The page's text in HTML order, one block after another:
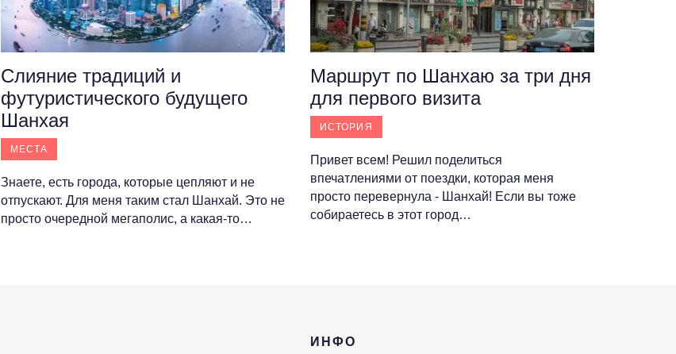
Слияние традиций и
футуристического будущего
Шанхая
МЕСТА
Знаете, есть города, которые цепляют и не
отпускают. Для меня таким стал Шанхай. Это не
просто очередной мегаполис, а какая-то…
Маршрут по Шанхаю за три дня
для первого визита
ИСТОРИЯ
Привет всем! Решил поделиться
впечатлениями от поездки, которая меня
просто перевернула - Шанхай! Если вы тоже
собираетесь в этот город…
ИНФО